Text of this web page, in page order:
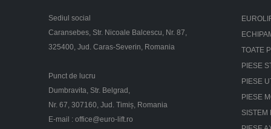
Sediul social
Caransebes, Str. Nicoale Balcescu, Nr. 87,
325400, Jud. Caras-Severin, Romania
Punct de lucru
Dumbravita, Str. Belgrad,
Nr. 67, 307160, Jud. Timiș, Romania
E-mail : office@euro-lift.ro
TOATE
PIESE
PIESE
PIESE
SISTEM